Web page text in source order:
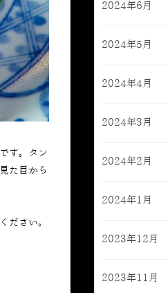
す。タン
た目から
ださい。
2024年6月
2024年5月
2024年4月
2024年3月
2024年2月
2024年1月
2023年12月
2023年11月